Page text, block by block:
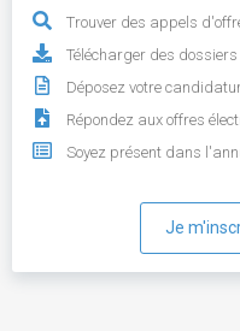
Trouver des appels
Télécharger des
Déposez votre
Répondez aux offres
Soyez présent dans
Je